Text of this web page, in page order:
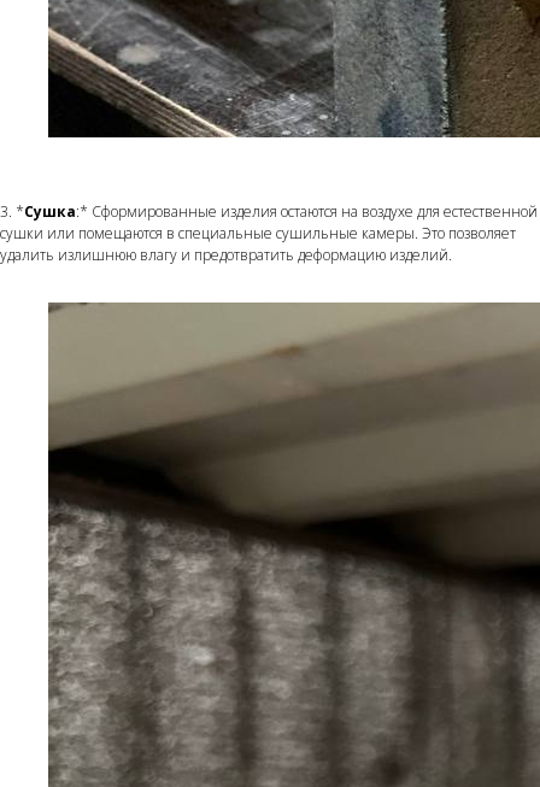
3. *Сушка:* Сформированные изделия остаются на воздухе для естественной
сушки или помещаются в специальные сушильные камеры. Это позволяет
удалить излишнюю влагу и предотвратить деформацию изделий.